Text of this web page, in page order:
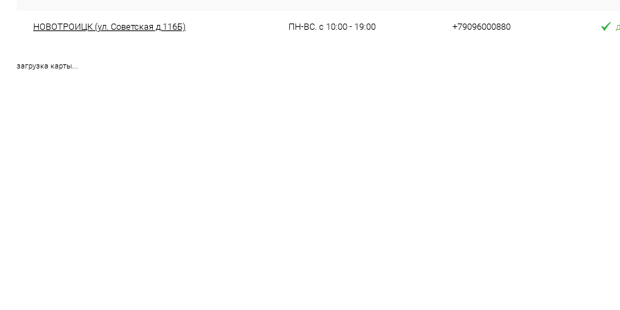
НОВОТРОИЦК (ул. Советская д.116Б) ПН-ВС. с 10:00 - 19:00 +79096000880
загрузка карты...